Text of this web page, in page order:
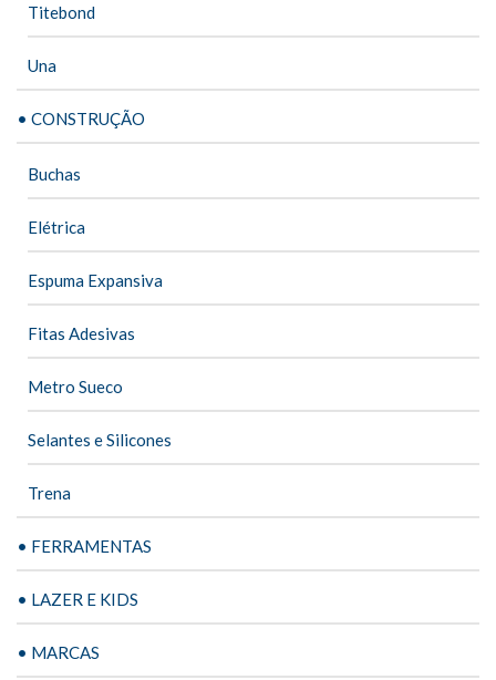
Titebond
Una
• CONSTRUÇÃO
Buchas
Elétrica
Espuma Expansiva
Fitas Adesivas
Metro Sueco
Selantes e Silicones
Trena
• FERRAMENTAS
• LAZER E KIDS
• MARCAS